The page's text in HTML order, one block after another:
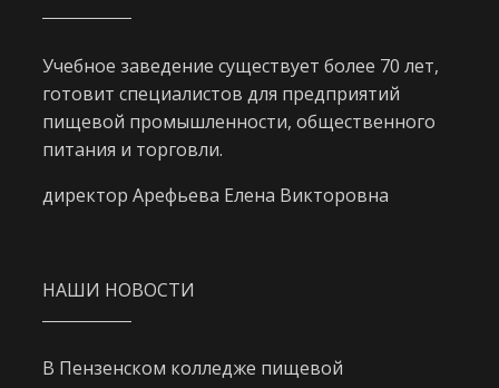
Учебное заведение существует более 70 лет,
готовит специалистов для предприятий
пищевой промышленности, общественного
питания и торговли.
директор Арефьева Елена Викторовна
НАШИ НОВОСТИ
В Пензенском колледже пищевой